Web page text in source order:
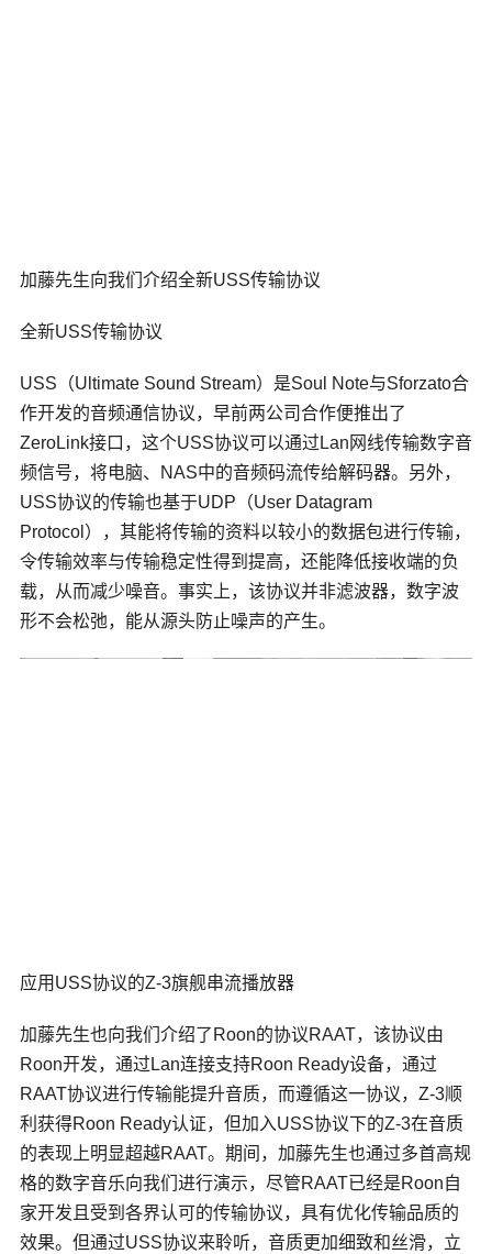
加藤先生向我们介绍全新USS传输协议
全新USS传输协议
USS（Ultimate Sound Stream）是Soul Note与Sforzato合
作开发的音频通信协议，早前两公司合作便推出了
ZeroLink接口，这个USS协议可以通过Lan网线传输数字音
频信号，将电脑、NAS中的音频码流传给解码器。另外，
USS协议的传输也基于UDP（User Datagram
Protocol ），其能将传输的资料以较小的数据包进行传输，
令传输效率与传输稳定性得到提高，还能降低接收端的负
载，从而减少噪音。事实上，该协议并非滤波器，数字波
形不会松弛，能从源头防止噪声的产生。
应用USS协议的Z-3旗舰串流播放器
加藤先生也向我们介绍了Roon的协议RAAT，该协议由
Roon开发，通过Lan连接支持Roon Ready设备，通过
RAAT协议进行传输能提升音质，而遵循这一协议，Z-3顺
利获得Roon Ready认证，但加入USS协议下的Z-3在音质
的表现上明显超越RAAT。期间，加藤先生也通过多首高规
格的数字音乐向我们进行演示，尽管RAAT已经是Roon自
家开发且受到各界认可的传输协议，具有优化传输品质的
效果。但通过USS协议来聆听，音质更加细致和丝滑，立